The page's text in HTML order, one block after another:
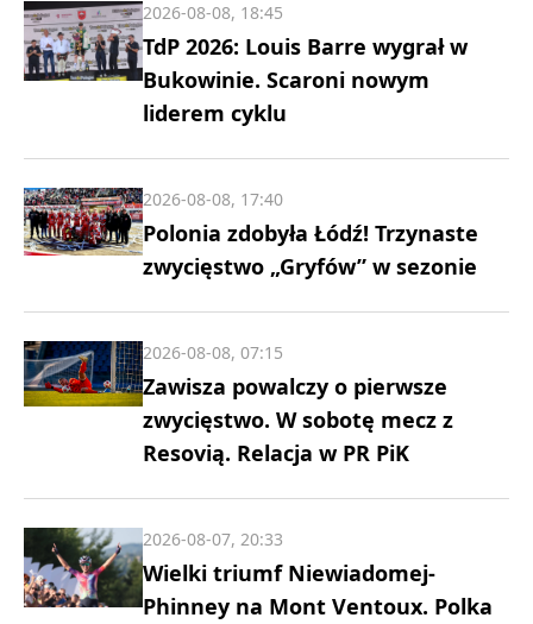
TdP 2026: Louis Barre wygrał w
Bukowinie. Scaroni nowym
liderem cyklu
2026-08-08, 18:45
Polonia zdobyła Łódź! Trzynaste
zwycięstwo „Gryfów” w sezonie
2026-08-08, 17:40
Zawisza powalczy o pierwsze
zwycięstwo. W sobotę mecz z
Resovią. Relacja w PR PiK
2026-08-08, 07:15
Wielki triumf Niewiadomej-
Phinney na Mont Ventoux. Polka
2026-08-07, 20:33